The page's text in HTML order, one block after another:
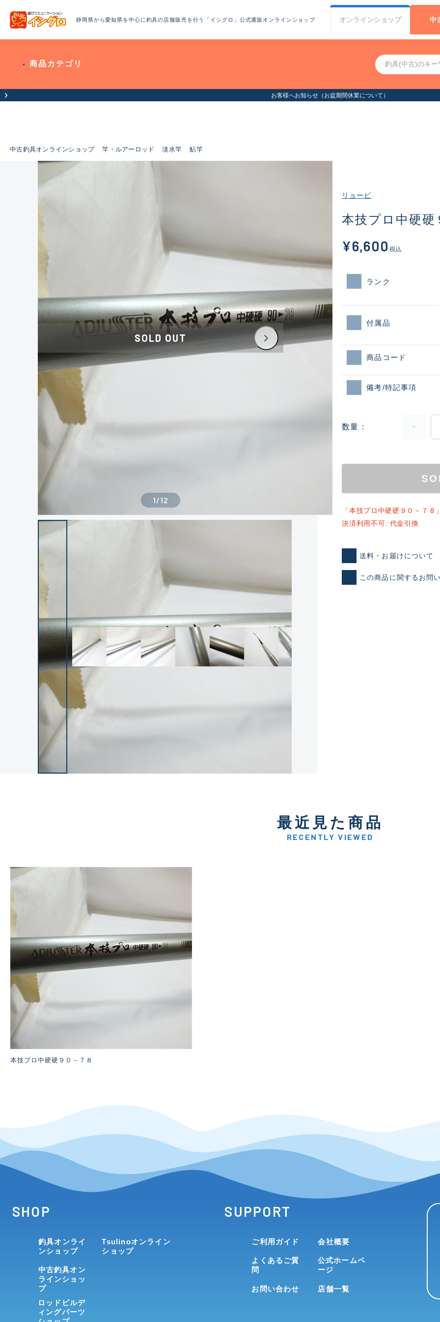
静岡県から愛知県を中心に釣具の店舗販売を行う「イシグロ」公式通販オンラインショップ オンラインショップ 中
商品カテゴリ
お客様へお知らせ（お盆期間休業について）
中古釣具オンラインショップ 竿・ルアーロッド 淡水竿 鮎竿
ランクとは？
C-
い品
SOLD OUT
1/12
リョービ
本技プロ中硬硬
¥6,600 税込
ランク
付属品
商品コード
備考/特記事項
数量
「本技プロ中硬硬９０－７８
決済利用不可: 代金引換
送料・お届けについて
この商品に関するお問
最近見た商品
RECENTLY VIEWED
本技プロ中硬硬９０－７８
SHOP
釣具オンライ
ンショップ
中古釣具オン
ラインショッ
プ
ロッドビルデ
ィングパーツ
Tsulinoオンライン
ショップ
SUPPORT
ご利用ガイド
よくあるご質
問
お問い合わせ
会社概要
公式ホームペ
ージ
店舗一覧